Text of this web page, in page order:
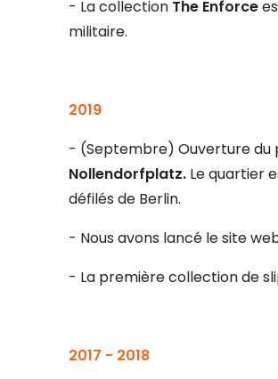
- La collection The Enforce
militaire.
2019
- (Septembre) Ouverture
Nollendorfplatz. Le quartier
défilés de Berlin.
- Nous avons lancé le site
- La première collection de
2017 - 2018